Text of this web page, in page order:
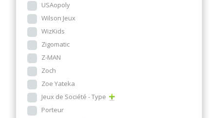
USAopoly
Wilson Jeux
WizKids
Zigomatic
Z-MAN
Zoch
Zoe Yateka
Jeux de Société - Type
Porteur